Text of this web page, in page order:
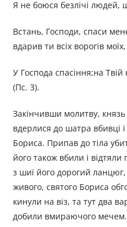
Я не боюся безлічі людей,
Встань, Господи, спаси
вдарив ти всіх ворогів
У Господа спасіння;на
(Пс. 3).
Закінчивши молитву,
вдерлися до шатра вбивці
Бориса. Припав до тіла
його також вбили і
з шиї його дорогий
живого, святого Бориса
кинули на віз, та тут два
добили вмираючого